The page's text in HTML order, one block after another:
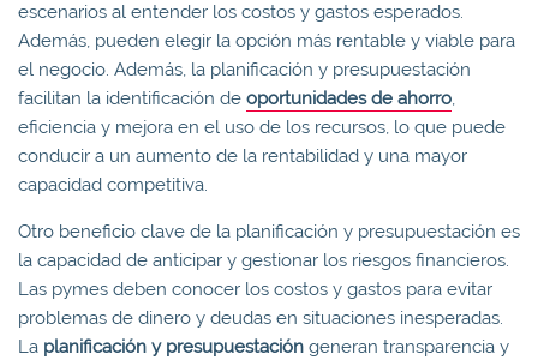
escenarios al entender los costos y gastos esperados.
Además, pueden elegir la opción más rentable y viable para
el negocio. Además, la planificación y presupuestación
facilitan la identificación de oportunidades de ahorro,
eficiencia y mejora en el uso de los recursos, lo que puede
conducir a un aumento de la rentabilidad y una mayor
capacidad competitiva.
Otro beneficio clave de la planificación y presupuestación es
la capacidad de anticipar y gestionar los riesgos financieros.
Las pymes deben conocer los costos y gastos para evitar
problemas de dinero y deudas en situaciones inesperadas.
La planificación y presupuestación generan transparencia y